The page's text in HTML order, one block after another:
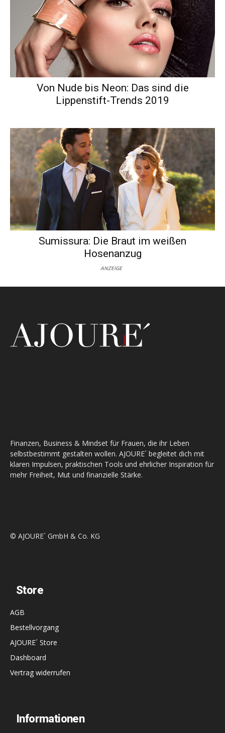
Von Nude bis Neon: Das sind die
Lippenstift-Trends 2019
Sumissura: Die Braut im weißen
Hosenanzug
ANZEIGE
Finanzen, Business & Mindset für Frauen, die ihr Leben
selbstbestimmt gestalten wollen. AJOURE´ begleitet dich mit
klaren Impulsen, praktischen Tools und ehrlicher Inspiration für
mehr Freiheit, Mut und finanzielle Stärke.
© AJOURE´ GmbH & Co. KG
Store
AGB
Bestellvorgang
AJOURE´ Store
Dashboard
Vertrag widerrufen
Informationen